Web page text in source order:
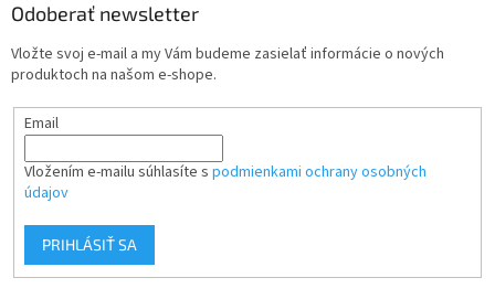
Odoberať newsletter
Vložte svoj e-mail a my Vám budeme zasielať informácie o nových
produktoch na našom e-shope.
Email
Vložením e-mailu súhlasíte s podmienkami ochrany osobných
údajov
PRIHLÁSIŤ SA